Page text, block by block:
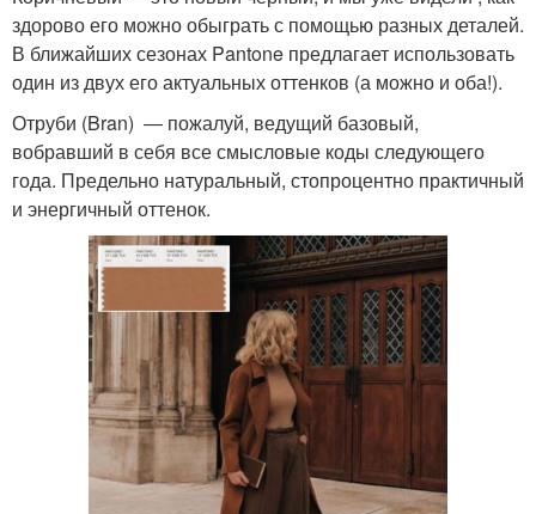
здорово его можно обыграть с помощью разных деталей.
В ближайших сезонах Pantone предлагает использовать
один из двух его актуальных оттенков (а можно и оба!).
Отруби (Bran) ― пожалуй, ведущий базовый,
вобравший в себя все смысловые коды следующего
года. Предельно натуральный, стопроцентно практичный
и энергичный оттенок.